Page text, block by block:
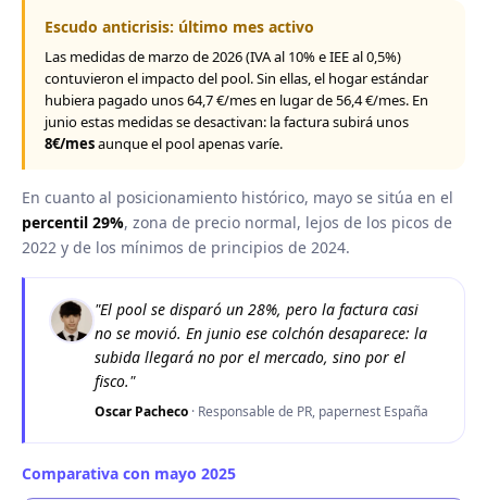
Escudo anticrisis: último mes activo
Las medidas de marzo de 2026 (IVA al 10% e IEE al 0,5%)
contuvieron el impacto del pool. Sin ellas, el hogar estándar
hubiera pagado unos 64,7 €/mes en lugar de 56,4 €/mes. En
junio estas medidas se desactivan: la factura subirá unos
8€/mesaunque el pool apenas varíe.
En cuanto al posicionamiento histórico, mayo se sitúa en el
percentil 29%, zona de precio normal, lejos de los picos de
2022 y de los mínimos de principios de 2024.
"El pool se disparó un 28%, pero la factura casi
no se movió. En junio ese colchón desaparece: la
subida llegará no por el mercado, sino por el
fisco."
Oscar Pacheco · Responsable de PR, papernest España
Comparativa con mayo 2025